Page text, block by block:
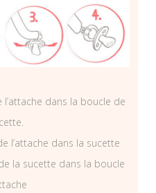
dans la boucle de
l’attache dans la sucette
la sucette dans la boucle